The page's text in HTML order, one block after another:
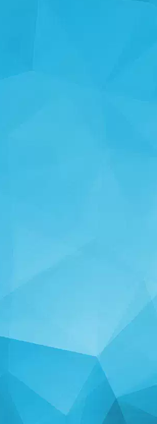
Spiele